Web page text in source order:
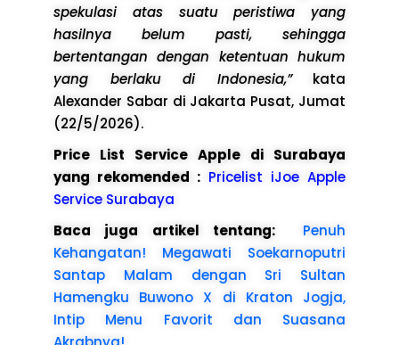
spekulasi atas suatu peristiwa yang
hasilnya belum pasti, sehingga
bertentangan dengan ketentuan hukum
yang berlaku di Indonesia,”kata
Alexander Sabar di Jakarta Pusat, Jumat
(22/5/2026).
Price List Service Apple di Surabaya
yang rekomended : Pricelist iJoe Apple
Service Surabaya
Baca juga artikel tentang: Penuh
Kehangatan! Megawati Soekarnoputri
Santap Malam dengan Sri Sultan
Hamengku Buwono X di Kraton Jogja,
Intip Menu Favorit dan Suasana